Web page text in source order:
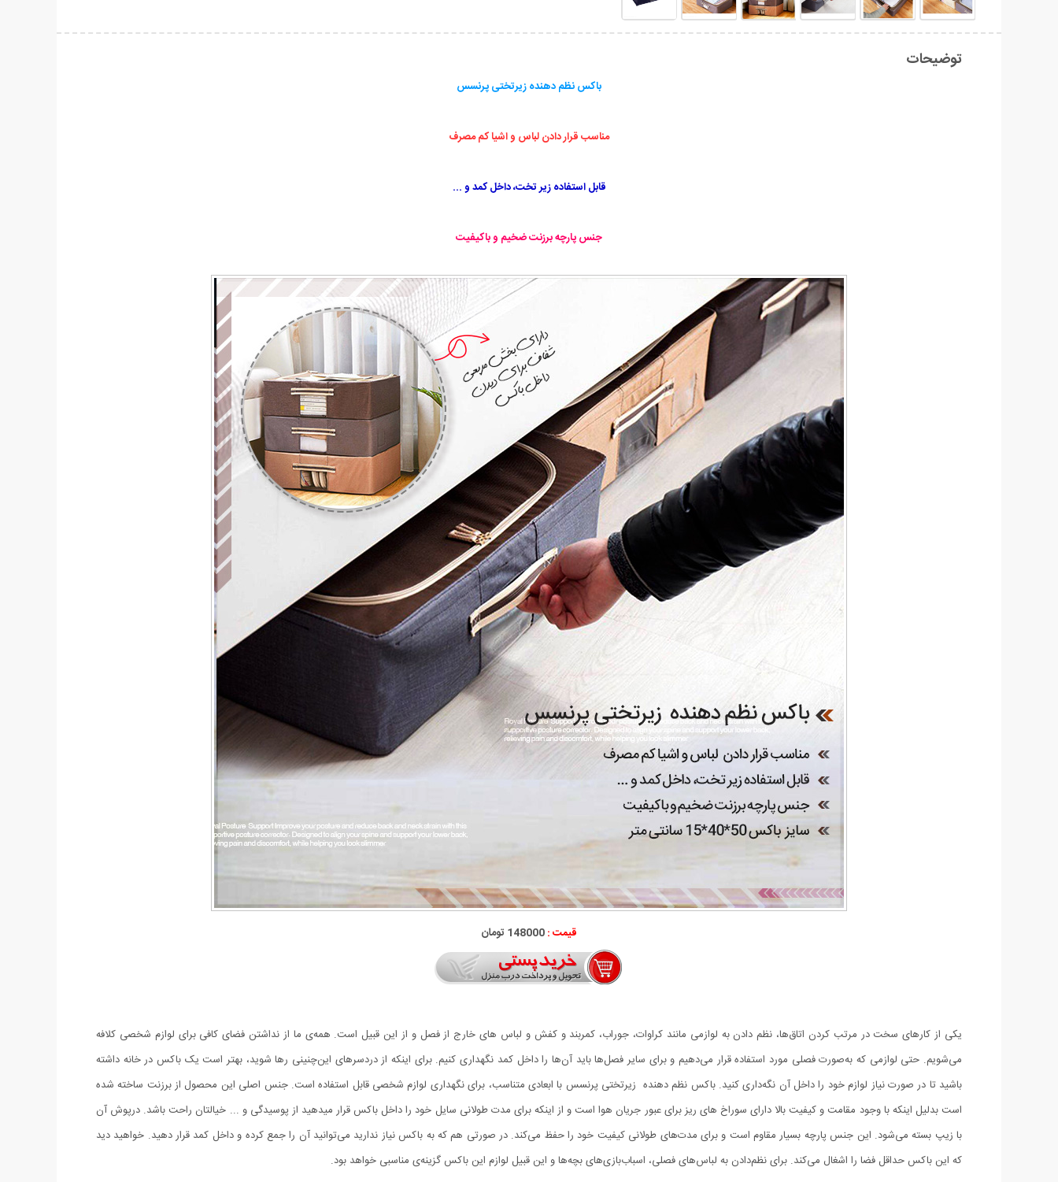
توضیحات
باکس نظم دهنده زیرتختی پرنسس
مناسب قرار دادن لباس‌ و اشیا کم مصرف
قابل استفاده زیر تخت، داخل کمد و ...
جنس پارچه برزنت ضخیم و باکیفیت
قیمت :148000 تومان
یکی از کارهای سخت در مرتب کردن اتاق‌ها، نظم دادن به لوازمی مانند کراوات، جوراب، کمربند و کفش و لباس های خارج از فصل و از این قبیل است. همه‌ی ما از نداشتن فضای کافی برای لوازم شخصی کلافه
می‌شویم. حتی لوازمی که به‌صورت فصلی مورد استفاده قرار می‌دهیم و برای سایر فصل‌ها باید آن‌ها را داخل کمد نگهداری کنیم. برای اینکه از دردسرهای این‌چنینی رها شوید، بهتر است یک باکس در خانه داشته
باشید تا در صورت نیاز لوازم خود را داخل آن نگه‌داری کنید. باکس نظم دهنده زیرتختی پرنسس با ابعادی متناسب، برای نگهداری لوازم شخصی قابل استفاده است. جنس اصلی این محصول از برزنت ساخته شده
است بدلیل اینکه با وجود مقامت و کیفیت بالا دارای سوراخ های ریز برای عبور جریان هوا است و از اینکه برای مدت طولانی سایل خود را داخل باکس قرار میدهید از پوسیدگی و ... خیالتان راحت باشد. درپوش آن
با زیپ بسته می‌شود. این جنس پارچه بسیار مقاوم است و برای مدت‌های طولانی کیفیت خود را حفظ می‌کند. در صورتی هم که به باکس نیاز ندارید می‌توانید آن را جمع کرده و داخل کمد قرار دهید. خواهید دید
که این باکس حداقل فضا را اشغال می‌کند. برای نظم‌دادن به لباس‌های فصلی، اسباب‌بازی‌های بچه‌ها و این قبیل لوازم این باکس گزینه‌ی مناسبی خواهد بود.